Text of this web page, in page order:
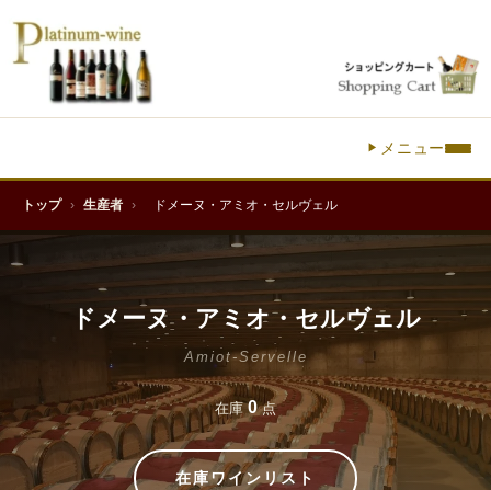
メニュー
トップ › 生産者 › ドメーヌ・アミオ・セルヴェル
ドメーヌ・アミオ・セルヴェル
Amiot-Servelle
在庫0点
在庫ワインリスト